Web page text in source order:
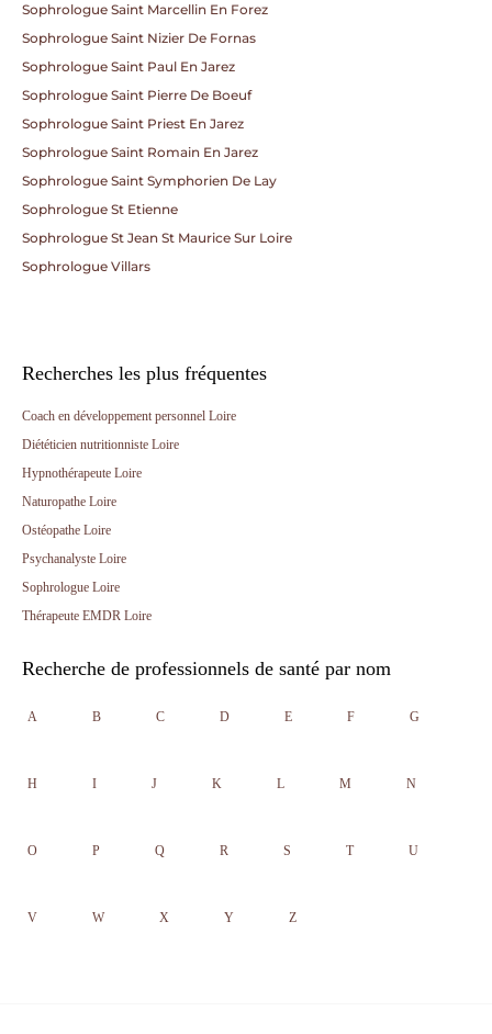
Sophrologue Saint Marcellin En Forez
Sophrologue Saint Nizier De Fornas
Sophrologue Saint Paul En Jarez
Sophrologue Saint Pierre De Boeuf
Sophrologue Saint Priest En Jarez
Sophrologue Saint Romain En Jarez
Sophrologue Saint Symphorien De Lay
Sophrologue St Etienne
Sophrologue St Jean St Maurice Sur Loire
Sophrologue Villars
Recherches les plus fréquentes
Coach en développement personnel Loire
Diététicien nutritionniste Loire
Hypnothérapeute Loire
Naturopathe Loire
Ostéopathe Loire
Psychanalyste Loire
Sophrologue Loire
Thérapeute EMDR Loire
Recherche de professionnels de santé par nom
A B C D E F G
H I J K L M N
O P Q R S T U
V W X Y Z